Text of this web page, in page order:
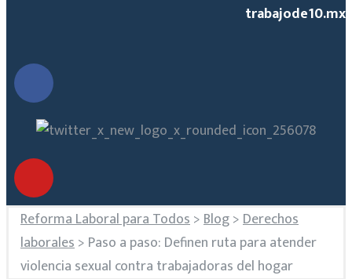
trabajode10.mx
Reforma Laboral para Todos>Blog>Derechos
laborales> Paso a paso: Definen ruta para atender
violencia sexual contra trabajadoras del hogar